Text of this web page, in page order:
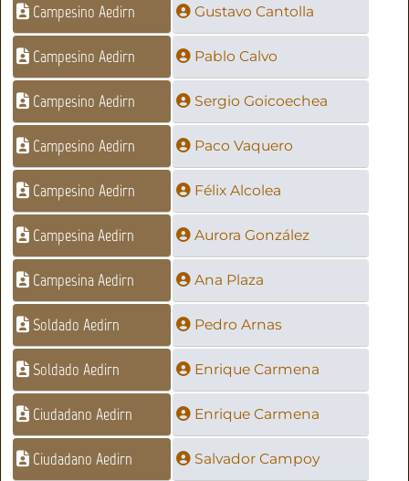
Campesino Aedirn Gustavo Cantolla
Campesino Aedirn Pablo Calvo
Campesino Aedirn Sergio Goicoechea
Campesino Aedirn Paco Vaquero
Campesino Aedirn Félix Alcolea
Campesina Aedirn Aurora González
Campesina Aedirn Ana Plaza
Soldado Aedirn Pedro Arnas
Soldado Aedirn Enrique Carmena
Ciudadano Aedirn Enrique Carmena
Ciudadano Aedirn Salvador Campoy